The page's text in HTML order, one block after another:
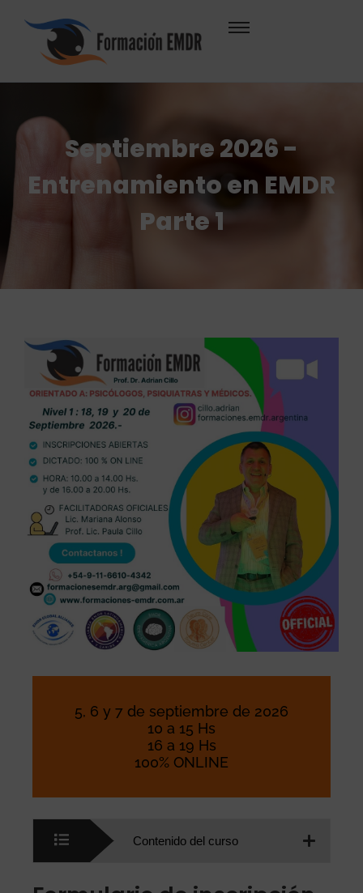
Septiembre 2026 -
Entrenamiento en EMDR
Parte 1
5, 6 y 7 de septiembre de 2026
10 a 15 Hs
16 a 19 Hs
100% ONLINE
Contenido del curso